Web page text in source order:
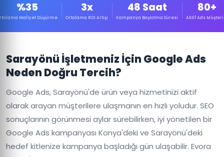
%35
Maliyet Düşürme
3x
Ortalama ROI Artışı
48 Saat
Kampanya Başlatma Süresi
80+
Aktif Ads
Sarayönü İşletmeniz İçin Google Ads
Neden Doğru Tercih?
Google Ads, Sarayönü'de ürün veya hizmetinizi aktif
olarak arayan müşterilere ulaşmanın en hızlı yoludur. SEO
sonuçlarının görünmesi aylar sürebilirken, iyi yönetilen bir
Google Ads kampanyası Konya'deki ve Sarayönü'deki
hedef kitlenize kampanya başladığı gün ulaşabilir. Evora